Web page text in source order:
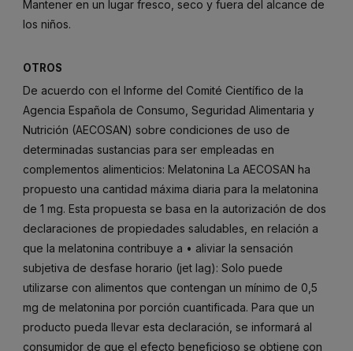
Mantener en un lugar fresco, seco y fuera del alcance de
los niños.
OTROS
De acuerdo con el Informe del Comité Científico de la
Agencia Española de Consumo, Seguridad Alimentaria y
Nutrición (AECOSAN) sobre condiciones de uso de
determinadas sustancias para ser empleadas en
complementos alimenticios: Melatonina La AECOSAN ha
propuesto una cantidad máxima diaria para la melatonina
de 1 mg. Esta propuesta se basa en la autorización de dos
declaraciones de propiedades saludables, en relación a
que la melatonina contribuye a • aliviar la sensación
subjetiva de desfase horario (jet lag): Solo puede
utilizarse con alimentos que contengan un mínimo de 0,5
mg de melatonina por porción cuantificada. Para que un
producto pueda llevar esta declaración, se informará al
consumidor de que el efecto beneficioso se obtiene con